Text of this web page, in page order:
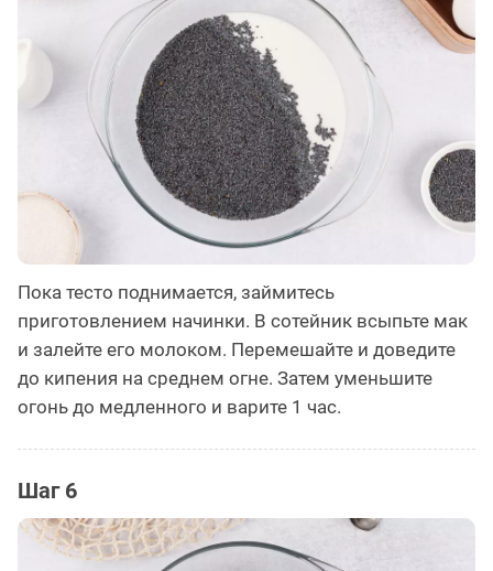
Пока тесто поднимается, займитесь
приготовлением начинки. В сотейник всыпьте мак
и залейте его молоком. Перемешайте и доведите
до кипения на среднем огне. Затем уменьшите
огонь до медленного и варите 1 час.
Шаг 6